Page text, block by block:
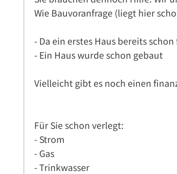
Wie Bauvoranfrage (liegt hier
- Da ein erstes Haus bereits
- Ein Haus wurde schon gebaut
Vielleicht gibt es noch einen
Für Sie schon verlegt:
- Strom
- Gas
- Trinkwasser